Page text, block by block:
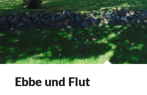
Ebbe und Flut